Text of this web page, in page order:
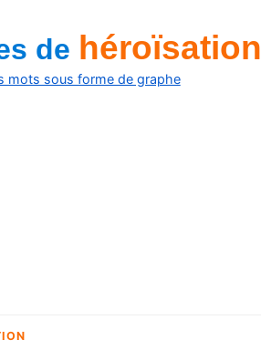
de héroïsation
mots sous forme de graphe